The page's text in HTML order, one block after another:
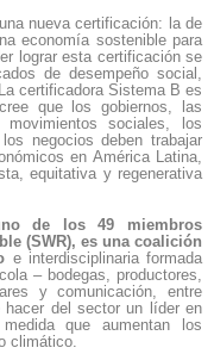
nueva certificación: la de
economía sostenible para
lograr esta certificación se
de desempeño social,
certificadora Sistema B es
que los gobiernos, las
sociales, los
negocios deben trabajar
en América Latina,
equitativa y regenerativa
de los 49 miembros
(SWR), es una coalición
e interdisciplinaria formada
– bodegas, productores,
y comunicación, entre
hacer del sector un líder en
que aumentan los
climático.